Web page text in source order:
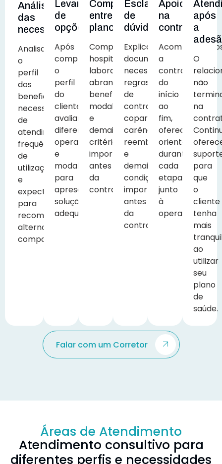
Análise
das
necessidades
Analisamos
o
perfil
dos
beneficiários,
necessidades
de
atendimento,
frequência
de
utilização
e
expectativas
para
recomendar
alternativas
compatíveis.
Levantamento
de
opções
Após
compreender
o
perfil
do
cliente,
avaliamos
diferentes
operadoras
e
modalidades
para
apresentar
soluções
adequadas.
Comparação
entre
planos
Comparamos
hospitais,
laboratórios,
abrangência,
benefícios,
modalidades
e
demais
critérios
importantes
antes
da
contratação.
Esclarecimento
de
dúvidas
Explicamos
documentação
necessária,
regras
de
contratação,
coparticipação,
carências,
reembolso
e
demais
condições
importantes
antes
da
contratação.
Apoio
na
contratação
a
contratação
do
início
ao
fim,
oferecendo
orientação
durante
cada
etapa
junto
à
operadora.
após
a
O
não
na
para
que
o
cliente
tenha
mais
ao
utilizar
seu
plano
de
saúde.
Falar com um Corretor
Áreas de Atendimento
Atendimento consultivo para
diferentes perfis e necessidades